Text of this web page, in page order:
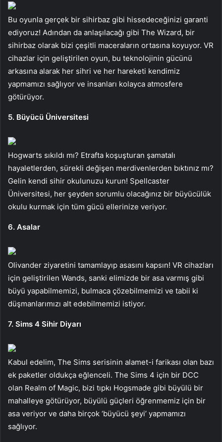
Bu oyunla gerçek bir sihirbaz gibi hissedeceğinizi garanti
ediyoruz! Adından da anlaşılacağı gibi The Wizard, bir
sihirbaz olarak bizi çeşitli maceraların ortasına koyuyor. VR
cihazlar için geliştirilen oyun, bu teknolojinin gücünü
arkasına alarak her sihri ve her hareketi kendimiz
yapmamızı sağlıyor ve insanları kolayca atmosfere
götürüyor.
5. Büyücü Üniversitesi
Hogwarts sıkıldı mı? Etrafta koşuşturan şamatalı
hayaletlerden, sürekli değişen merdivenlerden bıktınız mı?
Gelin kendi sihir okulunuzu kurun! Spellcaster
Üniversitesi, her şeyden sorumlu olacağınız bir büyücülük
okulu kurmak için tüm gücü ellerinize veriyor.
6. Asalar
Olivander ziyaretini tamamlayıp asasını kapsın! VR cihazları
için geliştirilen Wands, sanki elimizde bir asa varmış gibi
büyü yapabilmemizi, bulmaca çözebilmemizi ve tabii ki
düşmanlarımızı alt edebilmemizi istiyor.
7. Sims 4 Sihir Diyarı
Kabul edelim, The Sims serisinin alamet-i farikası olan bazı
ek paketler oldukça eğlenceli. The Sims 4 için bir DCC
olan Realm of Magic, bizi tıpkı Hogsmade gibi büyülü bir
mahalleye götürüyor, büyülü güçleri öğrenmemiz için bir
asa veriyor ve daha birçok ‘büyücü şeyi’ yapmamızı
sağlıyor.